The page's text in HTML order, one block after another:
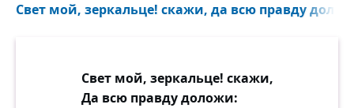
Свет мой, зеркальце! скажи, да всю правду
Свет мой, зеркальце! скажи,
Да всю правду доложи: